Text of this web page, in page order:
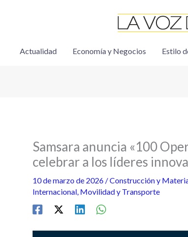
Actualidad Economía y Negocios Estilo
Samsara anuncia «100
celebrar a los líderes
10 de marzo de 2026 /Construcción y
Internacional, Movilidad y Transporte